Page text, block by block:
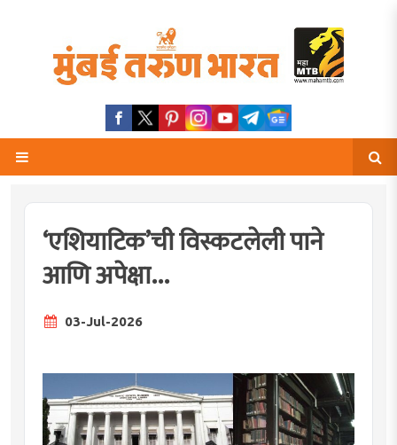
‘एशियाटिक’ची विस्कटलेली पाने
आणि अपेक्षा...
03-Jul-2026